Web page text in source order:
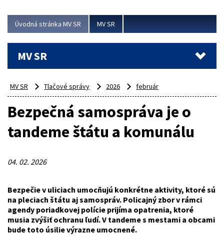
Úvodná stránka MV SR MV SR
MV SR
MV SR Tlačové správy 2026 február
Bezpečná samospráva je o
tandeme štátu a komunálu
04. 02. 2026
Bezpečie v uliciach umocňujú konkrétne aktivity, ktoré sú
na pleciach štátu aj samospráv. Policajný zbor v rámci
agendy poriadkovej polície prijíma opatrenia, ktoré
musia zvýšiť ochranu ľudí. V tandeme s mestami a obcami
bude toto úsilie výrazne umocnené.